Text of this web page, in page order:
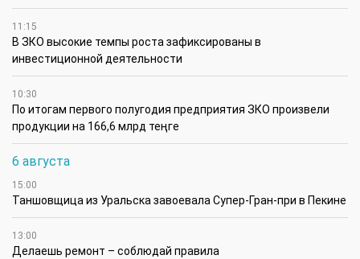
11:15
В ЗКО высокие темпы роста зафиксированы в
инвестиционной деятельности
10:30
По итогам первого полугодия предприятия ЗКО произвели
продукции на 166,6 млрд теңге
6 августа
15:00
Таншовщица из Уральска завоевала Супер-Гран-при в Пекине
13:00
Делаешь ремонт – соблюдай правила